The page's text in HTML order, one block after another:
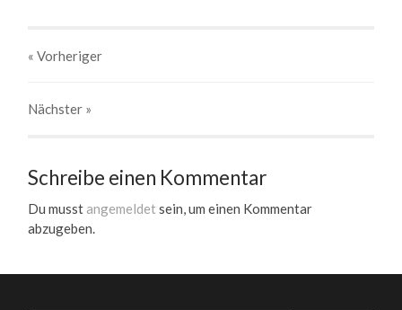
« Vorheriger
Nächster »
Schreibe einen Kommentar
Du musst angemeldet sein, um einen Kommentar
abzugeben.